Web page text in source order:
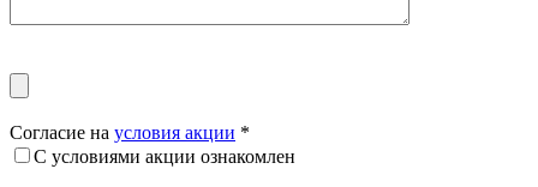
Согласие на условия акции *
С условиями акции ознакомлен